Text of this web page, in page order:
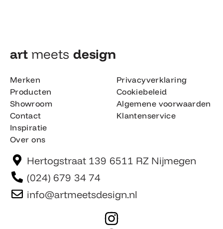
art meets design​
Merken
Producten
Showroom
Contact
Inspiratie
Over ons
Privacyverklaring
Cookiebeleid
Algemene voorwaarden
Klantenservice
Hertogstraat 139 6511 RZ Nijmegen
(024) 679 34 74
info@artmeetsdesign.nl
I